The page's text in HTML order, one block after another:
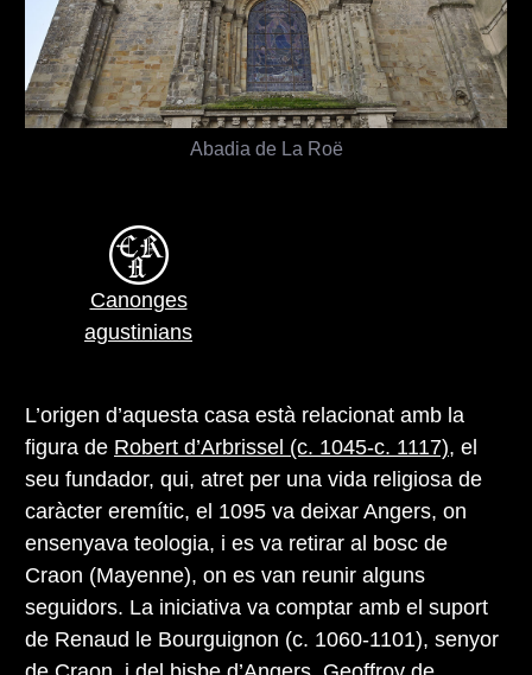
Abadia de La Roë
Canonges
agustinians
L’origen d’aquesta casa està relacionat amb la
figura de Robert d’Arbrissel (c. 1045-c. 1117), el
seu fundador, qui, atret per una vida religiosa de
caràcter eremític, el 1095 va deixar Angers, on
ensenyava teologia, i es va retirar al bosc de
Craon (Mayenne), on es van reunir alguns
seguidors. La iniciativa va comptar amb el suport
de Renaud le Bourguignon (c. 1060-1101), senyor